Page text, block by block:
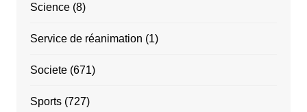
Science(8)
Service de réanimation (1)
Societe(671)
Sports(727)